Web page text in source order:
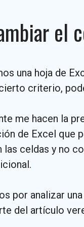
el
una hoja de
criterio,
me hacen la
de Excel que
celdas y no
por analizar
del artículo